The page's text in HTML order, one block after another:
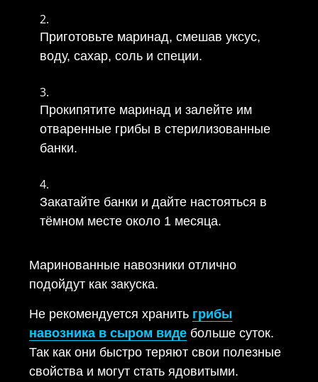
Приготовьте маринад, смешав уксус,
воду, сахар, соль и специи.
Прокипятите маринад и залейте им
отваренные грибы в стерилизованные
банки.
Закатайте банки и дайте настояться в
тёмном месте около 1 месяца.
Маринованные навозники отлично
подойдут как закуска.
Не рекомендуется хранить грибы
навозника в сыром виде больше суток.
Так как они быстро теряют свои полезные
свойства и могут стать ядовитыми.